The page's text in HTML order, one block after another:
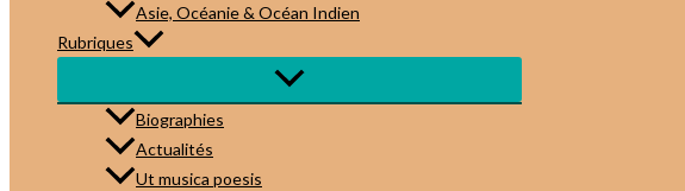
Asie, Océanie & Océan Indien
Rubriques
Biographies
Actualités
Ut musica poesis